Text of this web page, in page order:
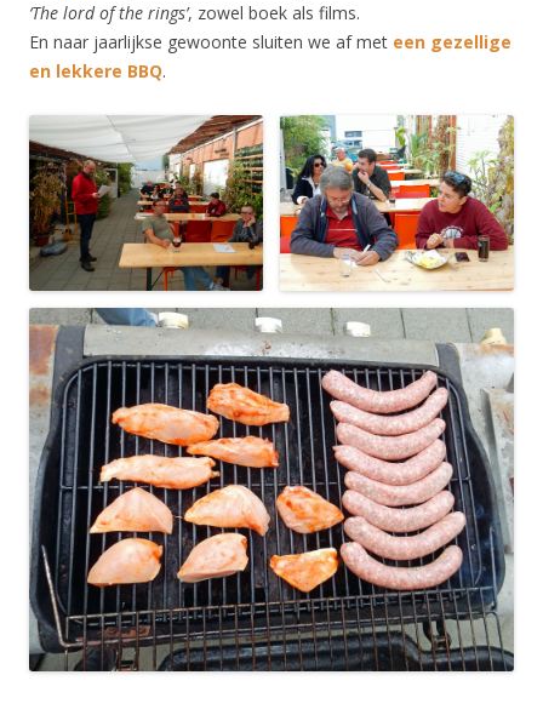
‘The lord of the rings’, zowel boek als films.
En naar jaarlijkse gewoonte sluiten we af met een gezellige
en lekkere BBQ.